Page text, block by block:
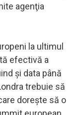
agenţia
la ultimul
efectivă a
şi data până
trebuie să
doreşte să o